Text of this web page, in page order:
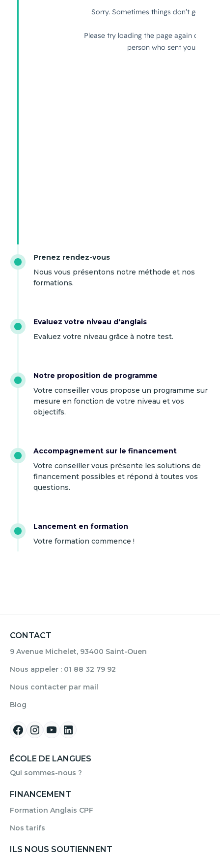
Prenez rendez-vous
Nous vous présentons notre méthode et nos
formations.
Evaluez votre niveau d'anglais
Evaluez votre niveau grâce à notre test.
Notre proposition de programme
Votre conseiller vous propose un programme sur
mesure en fonction de votre niveau et vos
objectifs.
Accompagnement sur le financement
Votre conseiller vous présente les solutions de
financement possibles et répond à toutes vos
questions.
Lancement en formation
Votre formation commence !
CONTACT
9 Avenue Michelet, 93400 Saint-Ouen
Nous appeler : 01 88 32 79 92
Nous contacter par mail
Blog
ÉCOLE DE LANGUES
Qui sommes-nous ?
FINANCEMENT
Formation Anglais CPF
Nos tarifs
ILS NOUS SOUTIENNENT